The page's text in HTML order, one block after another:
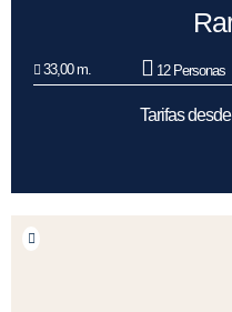
33,00 m. 12 Personas
Tarifas